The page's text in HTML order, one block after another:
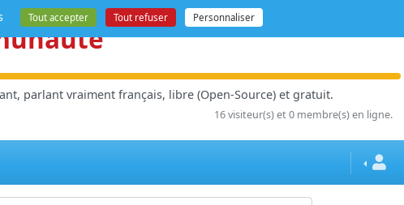
parlant vraiment français, libre (Open-Source) et gratuit.
16 visiteur(s) et 0 membre(s) en ligne.
Tout accepter Tout refuser Personnaliser